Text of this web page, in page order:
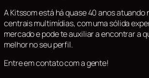
A Kitssom está há quase 40 anos atuando
centrais multimídias, com uma sólida
mercado e pode te auxiliar a encontrar a
melhor no seu perfil.
Entre em contato com a gente!